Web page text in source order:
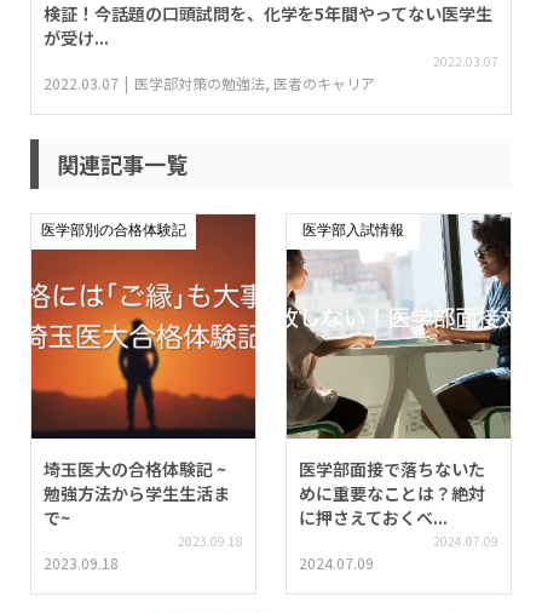
検証！今話題の口頭試問を、化学を5年間やってない医学生
が受け...
2022.03.07
2022.03.07 医学部対策の勉強法, 医者のキャリア
関連記事一覧
医学部別の合格体験記
埼玉医大の合格体験記 ~
勉強方法から学生生活ま
で~
2023.09.18
2023.09.18
医学部入試情報
医学部面接で落ちないた
めに重要なことは？絶対
に押さえておくべ...
2024.07.09
2024.07.09